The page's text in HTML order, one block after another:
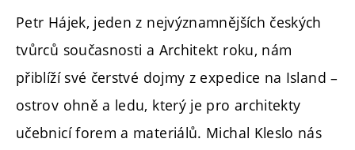
Petr Hájek, jeden z nejvýznamnějších českých
tvůrců současnosti a Architekt roku, nám
přiblíží své čerstvé dojmy z expedice na Island –
ostrov ohně a ledu, který je pro architekty
učebnicí forem a materiálů. Michal Kleslo nás